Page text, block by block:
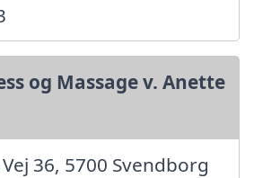
og Massage v. Anette
36, 5700 Svendborg